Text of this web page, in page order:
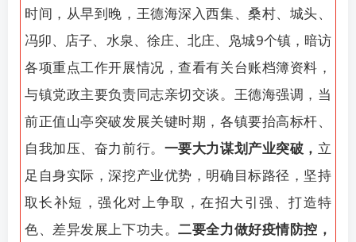
时间，从早到晚，王德海深入西集、桑村、城头、
冯卯、店子、水泉、徐庄、北庄、凫城9个镇，暗访
各项重点工作开展情况，查看有关台账档簿资料，
与镇党政主要负责同志亲切交谈。王德海强调，当
前正值山亭突破发展关键时期，各镇要抬高标杆、
自我加压、奋力前行。 一要大力谋划产业突破， 立
足自身实际，深挖产业优势，明确目标路径，坚持
取长补短，强化对上争取，在招大引强、打造特
色、差异发展上下功夫。二要全力做好疫情防控，